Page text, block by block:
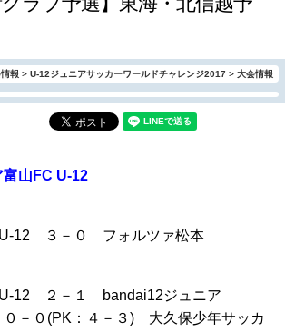
報 > U-12ジュニアサッカーワールドチャレンジ2017 > 大会情報
山FC U-12
U-12 ３－０ フォルツァ松本
U-12 ２－１ bandai12ジュニア
－０(PK：４－３) 大久保少年サッカ